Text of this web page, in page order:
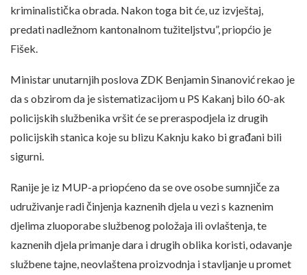
kriminalistička obrada. Nakon toga bit će, uz izvještaj,
predati nadležnom kantonalnom tužiteljstvu”, priopćio je
Fišek.
Ministar unutarnjih poslova ZDK Benjamin Sinanović rekao je
da s obzirom da je sistematizacijom u PS Kakanj bilo 60-ak
policijskih službenika vršit će se preraspodjela iz drugih
policijskih stanica koje su blizu Kaknju kako bi građani bili
sigurni.
Ranije je iz MUP-a priopćeno da se ove osobe sumnjiče za
udruživanje radi činjenja kaznenih djela u vezi s kaznenim
djelima zluoporabe službenog položaja ili ovlaštenja, te
kaznenih djela primanje dara i drugih oblika koristi, odavanje
službene tajne, neovlaštena proizvodnja i stavljanje u promet